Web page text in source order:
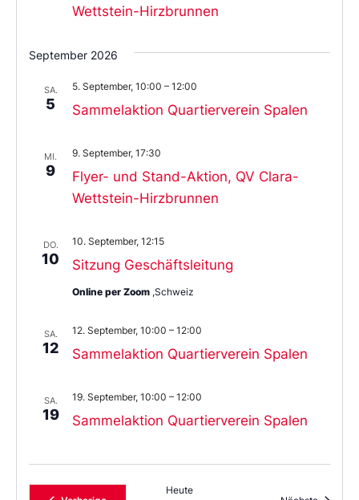
Wettstein-Hirzbrunnen
September 2026
SA.
5 Sammelaktion Quartierverein Spalen
5. September, 10:00 – 12:00
MI.
9
Flyer- und Stand-Aktion, QV Clara-
Wettstein-Hirzbrunnen
9. September, 17:30
DO.
10 Sitzung Geschäftsleitung
10. September, 12:15
Online per Zoom ,Schweiz
SA.
12 Sammelaktion Quartierverein Spalen
12. September, 10:00 – 12:00
SA.
19 Sammelaktion Quartierverein Spalen
19. September, 10:00 – 12:00
Heute